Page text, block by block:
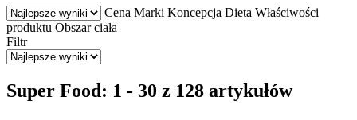
Cena Marki Koncepcja Dieta Właściwości
produktu Obszar ciała
Filtr
Super Food: 1 - 30 z 128 artykułów